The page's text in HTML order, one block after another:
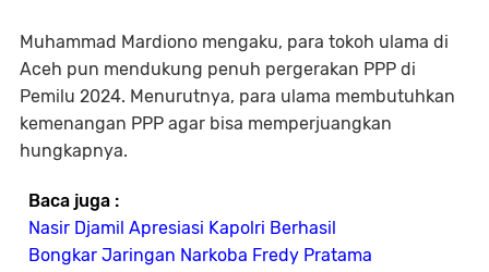
Muhammad Mardiono mengaku, para tokoh ulama di
Aceh pun mendukung penuh pergerakan PPP di
Pemilu 2024. Menurutnya, para ulama membutuhkan
kemenangan PPP agar bisa memperjuangkan
hungkapnya.
Baca juga :
Nasir Djamil Apresiasi Kapolri Berhasil
Bongkar Jaringan Narkoba Fredy Pratama